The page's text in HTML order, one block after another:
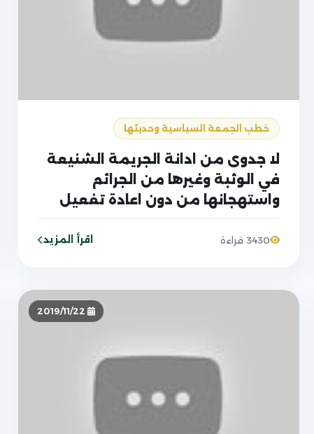
خطب الجمعة السياسية وحديثها
لا جدوى من ادانة الجريمة الشنيعة
في الوثبة وغيرها من الجرائم
واستهجانها من دون اعادة تفعيل
3430 قراءة اقرأ المزيد